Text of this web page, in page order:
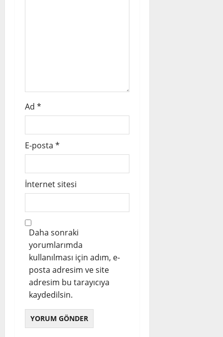
Ad *
E-posta *
İnternet sitesi
Daha sonraki
yorumlarımda
kullanılması için adım, e-
posta adresim ve site
adresim bu tarayıcıya
kaydedilsin.